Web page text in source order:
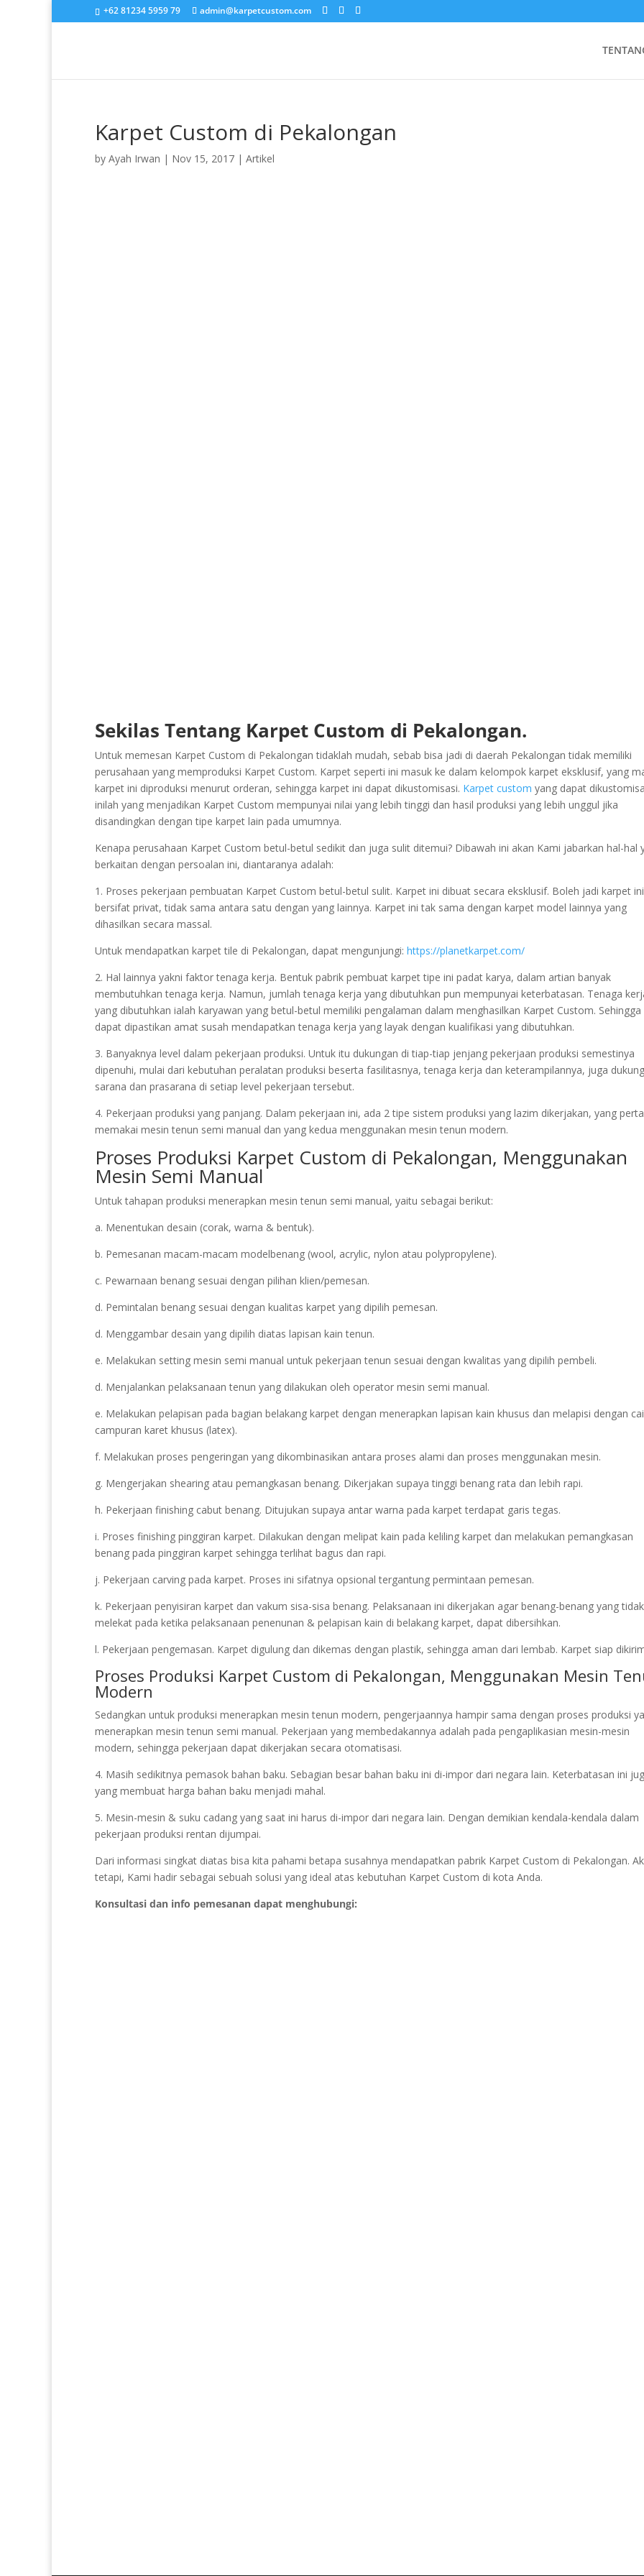
+62 81234 5959 79 admin@karpetcustom.com
Karpet Custom di Pekalongan
by Ayah Irwan | Nov 15, 2017 | Artikel
Sekilas Tentang Karpet Custom di Pekalongan.
Untuk memesan Karpet Custom di Pekalongan tidaklah mudah, sebab bisa jadi di daerah Pekalongan tidak memiliki
perusahaan yang memproduksi Karpet Custom. Karpet seperti ini masuk ke dalam kelompok karpet eksklusif, yang
karpet ini diproduksi menurut orderan, sehingga karpet ini dapat dikustomisasi. Karpet custom yang dapat
inilah yang menjadikan Karpet Custom mempunyai nilai yang lebih tinggi dan hasil produksi yang lebih unggul jika
disandingkan dengan tipe karpet lain pada umumnya.
Kenapa perusahaan Karpet Custom betul-betul sedikit dan juga sulit ditemui? Dibawah ini akan Kami jabarkan hal-hal
berkaitan dengan persoalan ini, diantaranya adalah:
1. Proses pekerjaan pembuatan Karpet Custom betul-betul sulit. Karpet ini dibuat secara eksklusif. Boleh jadi karpet ini
bersifat privat, tidak sama antara satu dengan yang lainnya. Karpet ini tak sama dengan karpet model lainnya yang
dihasilkan secara massal.
Untuk mendapatkan karpet tile di Pekalongan, dapat mengunjungi: https://planetkarpet.com/
2. Hal lainnya yakni faktor tenaga kerja. Bentuk pabrik pembuat karpet tipe ini padat karya, dalam artian banyak
membutuhkan tenaga kerja. Namun, jumlah tenaga kerja yang dibutuhkan pun mempunyai keterbatasan. Tenaga
yang dibutuhkan ialah karyawan yang betul-betul memiliki pengalaman dalam menghasilkan Karpet Custom. Sehingga
dapat dipastikan amat susah mendapatkan tenaga kerja yang layak dengan kualifikasi yang dibutuhkan.
3. Banyaknya level dalam pekerjaan produksi. Untuk itu dukungan di tiap-tiap jenjang pekerjaan produksi semestinya
dipenuhi, mulai dari kebutuhan peralatan produksi beserta fasilitasnya, tenaga kerja dan keterampilannya, juga
sarana dan prasarana di setiap level pekerjaan tersebut.
4. Pekerjaan produksi yang panjang. Dalam pekerjaan ini, ada 2 tipe sistem produksi yang lazim dikerjakan, yang
memakai mesin tenun semi manual dan yang kedua menggunakan mesin tenun modern.
Proses Produksi Karpet Custom di Pekalongan, Menggunakan
Mesin Semi Manual
Untuk tahapan produksi menerapkan mesin tenun semi manual, yaitu sebagai berikut:
a. Menentukan desain (corak, warna & bentuk).
b. Pemesanan macam-macam modelbenang (wool, acrylic, nylon atau polypropylene).
c. Pewarnaan benang sesuai dengan pilihan klien/pemesan.
d. Pemintalan benang sesuai dengan kualitas karpet yang dipilih pemesan.
d. Menggambar desain yang dipilih diatas lapisan kain tenun.
e. Melakukan setting mesin semi manual untuk pekerjaan tenun sesuai dengan kwalitas yang dipilih pembeli.
d. Menjalankan pelaksanaan tenun yang dilakukan oleh operator mesin semi manual.
e. Melakukan pelapisan pada bagian belakang karpet dengan menerapkan lapisan kain khusus dan melapisi dengan
campuran karet khusus (latex).
f. Melakukan proses pengeringan yang dikombinasikan antara proses alami dan proses menggunakan mesin.
g. Mengerjakan shearing atau pemangkasan benang. Dikerjakan supaya tinggi benang rata dan lebih rapi.
h. Pekerjaan finishing cabut benang. Ditujukan supaya antar warna pada karpet terdapat garis tegas.
i. Proses finishing pinggiran karpet. Dilakukan dengan melipat kain pada keliling karpet dan melakukan pemangkasan
benang pada pinggiran karpet sehingga terlihat bagus dan rapi.
j. Pekerjaan carving pada karpet. Proses ini sifatnya opsional tergantung permintaan pemesan.
k. Pekerjaan penyisiran karpet dan vakum sisa-sisa benang. Pelaksanaan ini dikerjakan agar benang-benang yang tidak
melekat pada ketika pelaksanaan penenunan & pelapisan kain di belakang karpet, dapat dibersihkan.
l. Pekerjaan pengemasan. Karpet digulung dan dikemas dengan plastik, sehingga aman dari lembab. Karpet siap
Proses Produksi Karpet Custom di Pekalongan, Menggunakan Mesin
Modern
Sedangkan untuk produksi menerapkan mesin tenun modern, pengerjaannya hampir sama dengan proses produksi
menerapkan mesin tenun semi manual. Pekerjaan yang membedakannya adalah pada pengaplikasian mesin-mesin
modern, sehingga pekerjaan dapat dikerjakan secara otomatisasi.
4. Masih sedikitnya pemasok bahan baku. Sebagian besar bahan baku ini di-impor dari negara lain. Keterbatasan ini
yang membuat harga bahan baku menjadi mahal.
5. Mesin-mesin & suku cadang yang saat ini harus di-impor dari negara lain. Dengan demikian kendala-kendala dalam
pekerjaan produksi rentan dijumpai.
Dari informasi singkat diatas bisa kita pahami betapa susahnya mendapatkan pabrik Karpet Custom di Pekalongan.
tetapi, Kami hadir sebagai sebuah solusi yang ideal atas kebutuhan Karpet Custom di kota Anda.
Konsultasi dan info pemesanan dapat menghubungi: